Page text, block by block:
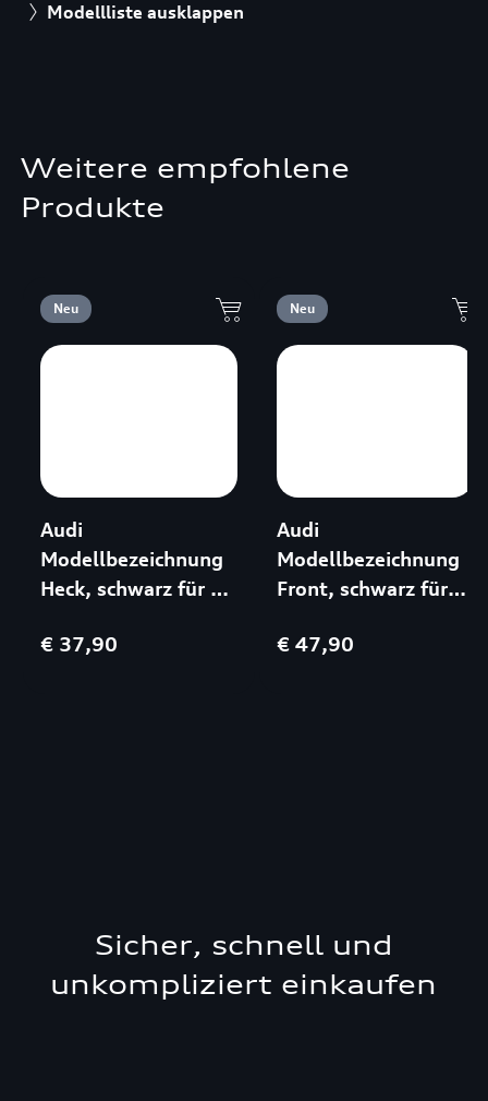
Modellliste ausklappen
Weitere empfohlene
Produkte
Neu
Audi
Modellbezeichnung
Heck, schwarz für TT
€ 37,90
Neu
Audi
Modellbezeichnung
Front, schwarz für
€ 47,90
Sicher, schnell und
unkompliziert einkaufen